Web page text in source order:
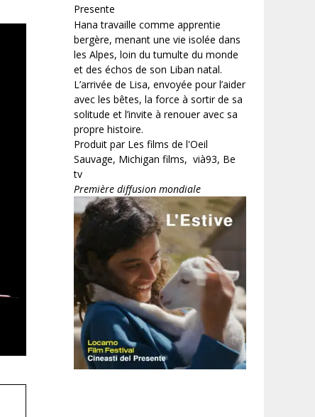
Presente
Hana travaille comme apprentie
bergère, menant une vie isolée dans
les Alpes, loin du tumulte du monde
et des échos de son Liban natal.
L’arrivée de Lisa, envoyée pour l’aider
avec les bêtes, la force à sortir de sa
solitude et l’invite à renouer avec sa
propre histoire.
Produit par Les films de l'Oeil
Sauvage, Michigan films, vià93, Be
tv
Première diffusion mondiale